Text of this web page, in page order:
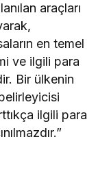
araçları
en temel
ve ilgili para
Bir ülkenin
ilgili para